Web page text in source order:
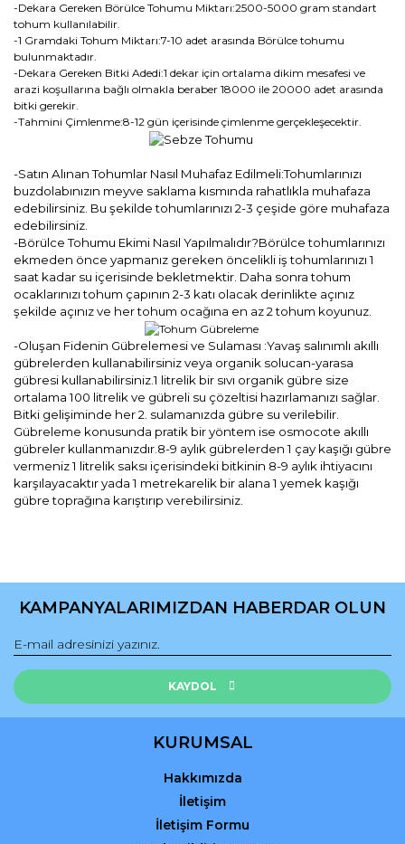
-Dekara Gereken Börülce Tohumu Miktarı:2500-5000 gram standart
tohum kullanılabilir.
-1 Gramdaki Tohum Miktarı:7-10 adet arasında Börülce tohumu
bulunmaktadır.
-Dekara Gereken Bitki Adedi:1 dekar için ortalama dikim mesafesi ve
arazi koşullarına bağlı olmakla beraber 18000 ile 20000 adet arasında
bitki gerekir.
-Tahmini Çimlenme:8-12 gün içerisinde çimlenme gerçekleşecektir.
-Satın Alınan Tohumlar Nasıl Muhafaz Edilmeli:Tohumlarınızı
buzdolabınızın meyve saklama kısmında rahatlıkla muhafaza
edebilirsiniz. Bu şekilde tohumlarınızı 2-3 çeşide göre muhafaza
edebilirsiniz.
-Börülce Tohumu Ekimi Nasıl Yapılmalıdır?Börülce tohumlarınızı
ekmeden önce yapmanız gereken öncelikli iş tohumlarınızı 1
saat kadar su içerisinde bekletmektir. Daha sonra tohum
ocaklarınızı tohum çapının 2-3 katı olacak derinlikte açınız
şekilde açınız ve her tohum ocağına en az 2 tohum koyunuz.
-Oluşan Fidenin Gübrelemesi ve Sulaması :Yavaş salınımlı akıllı
gübrelerden kullanabilirsiniz veya organik solucan-yarasa
gübresi kullanabilirsiniz.1 litrelik bir sıvı organik gübre size
ortalama 100 litrelik ve gübreli su çözeltisi hazırlamanızı sağlar.
Bitki gelişiminde her 2. sulamanızda gübre su verilebilir.
Gübreleme konusunda pratik bir yöntem ise osmocote akıllı
gübreler kullanmanızdır.8-9 aylık gübrelerden 1 çay kaşığı gübre
vermeniz 1 litrelik saksı içerisindeki bitkinin 8-9 aylık ihtiyacını
karşılayacaktır yada 1 metrekarelik bir alana 1 yemek kaşığı
gübre toprağına karıştırıp verebilirsiniz.
konularda yetersiz gördüğünüz noktaları öneri formunu
Görüş ve önerileriniz için teşekkür ederiz.
Ürün resmi kalitesiz, bozuk veya görüntülenemiyor.
Ürün açıklamasında eksik bilgiler bulunuyor.
Ürün fiyatı diğer sitelerden daha pahalı.
KAMPANYALARIMIZDAN HABERDAR OLUN
KAYDOL
KURUMSAL
Hakkımızda
İletişim
İletişim Formu